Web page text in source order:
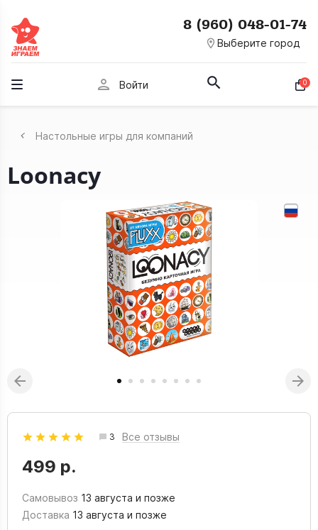
room Выберите город
8 (960) 048-01-74
person Войти 0
Настольные игры для компаний
Loonacy
3 Все отзывы
499 р.
Самовывоз 13 августа и позже
Доставка 13 августа и позже